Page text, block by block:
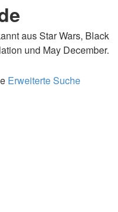
aus Star Wars, Black
und May December.
Erweiterte Suche